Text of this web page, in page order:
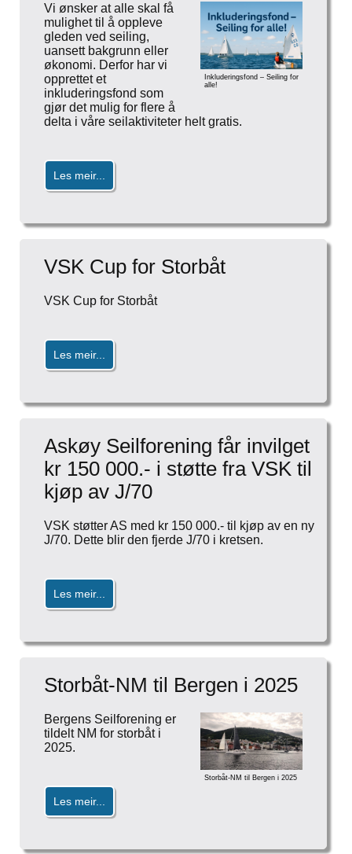
Inkluderingsfond – Seiling for
alle!
Vi ønsker at alle skal få
mulighet til å oppleve
gleden ved seiling,
uansett bakgrunn eller
økonomi. Derfor har vi
opprettet et
inkluderingsfond som
gjør det mulig for flere å
delta i våre seilaktiviteter helt gratis.
Les meir...
VSK Cup for Storbåt
VSK Cup for Storbåt
Les meir...
Askøy Seilforening får invilget
kr 150 000.- i støtte fra VSK til
kjøp av J/70
VSK støtter AS med kr 150 000.- til kjøp av en ny
J/70. Dette blir den fjerde J/70 i kretsen.
Les meir...
Storbåt-NM til Bergen i 2025
Storbåt-NM til Bergen i 2025
Bergens Seilforening er
tildelt NM for storbåt i
2025.
Les meir...